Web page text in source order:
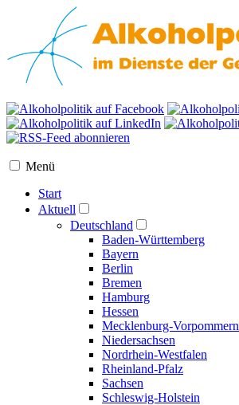
Menü
Start
Aktuell
Deutschland
Baden-Württemberg
Bayern
Berlin
Bremen
Hamburg
Hessen
Mecklenburg-Vorpommern
Niedersachsen
Nordrhein-Westfalen
Rheinland-Pfalz
Sachsen
Schleswig-Holstein